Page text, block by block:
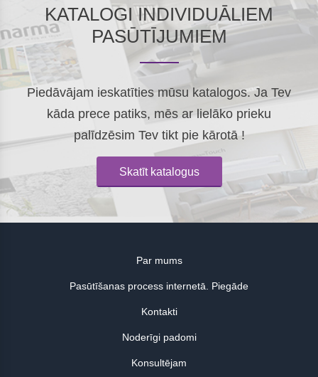
KATALOGI INDIVIDUĀLIEM
PASŪTĪJUMIEM
Piedāvājam ieskatīties mūsu katalogos. Ja Tev
kāda prece patiks, mēs ar lielāko prieku
palīdzēsim Tev tikt pie kārotā !
Skatīt katalogus
Par mums
Pasūtīšanas process internetā. Piegāde
Kontakti
Noderīgi padomi
Konsultējam